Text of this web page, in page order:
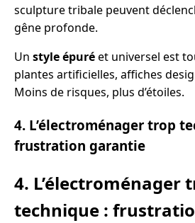
sculpture tribale peuvent
gêne profonde.
Un style épuréet universel est
plantes artificielles, affiches
Moins de risques, plus d’étoiles.
4. L’électroménager trop
frustration garantie
4. L’électroménager
technique :